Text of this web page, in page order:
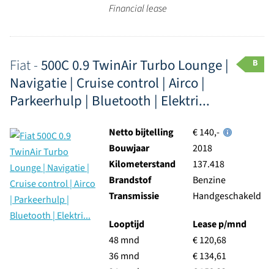
Financial lease
Fiat -500C 0.9 TwinAir Turbo Lounge |
Navigatie | Cruise control | Airco |
Parkeerhulp | Bluetooth | Elektri...
B
Netto bijtelling
€ 140,-
Bouwjaar
2018
Kilometerstand
137.418
Brandstof
Benzine
Transmissie
Handgeschakeld
Looptijd
48 mnd
36 mnd
Lease p/mnd
€ 120,68
€ 134,61